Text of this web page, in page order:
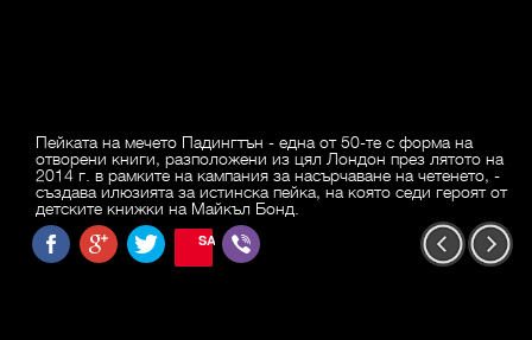
Пейката на мечето Падингтън - една от 50-те с форма на
отворени книги, разположени из цял Лондон през лятото на
2014 г. в рамките на кампания за насърчаване на четенето, -
създава илюзията за истинска пейка, на която седи героят от
детските книжки на Майкъл Бонд.
SAVE